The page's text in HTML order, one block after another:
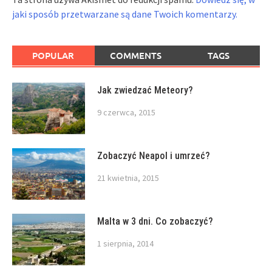
jaki sposób przetwarzane są dane Twoich komentarzy.
POPULAR COMMENTS TAGS
Jak zwiedzać Meteory?
9 czerwca, 2015
Zobaczyć Neapol i umrzeć?
21 kwietnia, 2015
Malta w 3 dni. Co zobaczyć?
1 sierpnia, 2014